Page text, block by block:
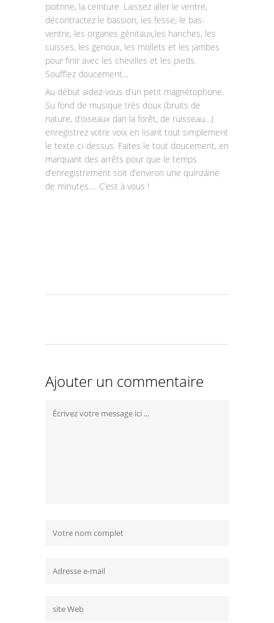
poitrine, la ceinture. Laissez aller le ventre,
décontractez le bassion, les fesse, le bas-
ventre, les organes génitaux,les hanches, les
cuisses, les genoux, les mollets et les jambes
pour finir avec les chevilles et les pieds.
Soufflez doucement…
Au début aidez-vous d’un petit magnétophone.
Su fond de musique très doux (bruits de
nature, d’oiseaux dan la forêt, de ruisseau…)
enregistrez votre voix en lisant tout simplement
le texte ci-dessus. Faites le tout doucement, en
marquant des arrêts pour que le temps
d’enregistrement soit d’environ une quinzaine
de minutes…. C’est à vous !
Ajouter un commentaire